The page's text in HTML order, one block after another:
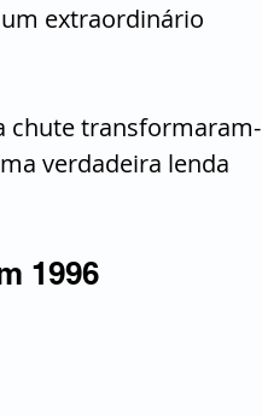
extraordinário
chute transformaram-
verdadeira lenda
1996